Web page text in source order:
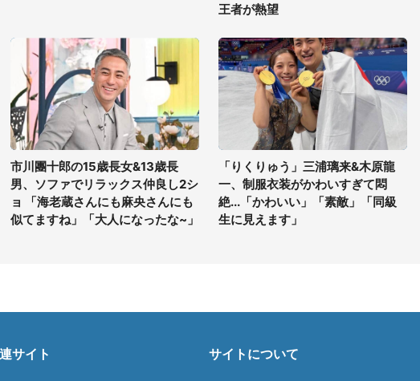
王者が熱望
市川團十郎の15歳長女&13歳長
男、ソファでリラックス仲良し2シ
ョ 「海老蔵さんにも麻央さんにも
似てますね」「大人になったな~」
「りくりゅう」三浦璃来&木原龍
一、制服衣装がかわいすぎて悶
絶...「かわいい」「素敵」「同級
生に見えます」
サイト サイトについて